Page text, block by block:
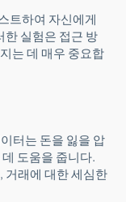
트하여 자신에게
한 실험은 접근 방
는 데 매우 중요합
터는 돈을 잃을 압
도움을 줍니다.
거래에 대한 세심한